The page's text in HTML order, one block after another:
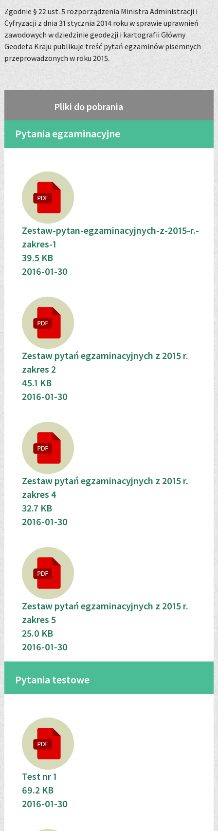
Zgodnie § 22 ust. 5 rozporządzenia Ministra Administracji i
Cyfryzacji z dnia 31 stycznia 2014 roku w sprawie uprawnień
zawodowych w dziedzinie geodezji i kartografii Główny
Geodeta Kraju publikuje treść pytań egzaminów pisemnych
przeprowadzonych w roku 2015.
Pliki do pobrania
Pytania egzaminacyjne
Zestaw-pytan-egzaminacyjnych-z-2015-r.-
zakres-1
39.5 KB
2016-01-30
Zestaw pytań egzaminacyjnych z 2015 r.
zakres 2
45.1 KB
2016-01-30
Zestaw pytań egzaminacyjnych z 2015 r.
zakres 4
32.7 KB
2016-01-30
Zestaw pytań egzaminacyjnych z 2015 r.
zakres 5
25.0 KB
2016-01-30
Pytania testowe
Test nr 1
69.2 KB
2016-01-30